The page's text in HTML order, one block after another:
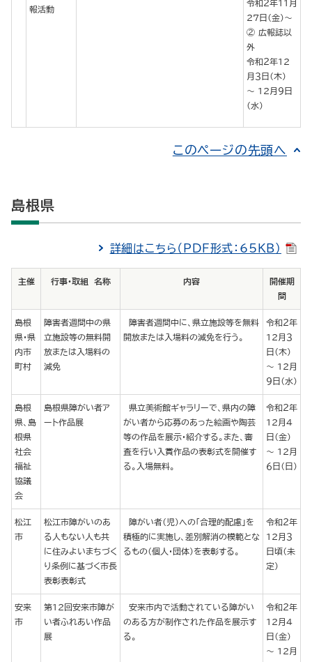
報活動
令和２年11月
27日（金）～
広報誌以
外
令和２年12
月３日（木）
～ 12月９日
（水）
このページの先頭へ
島根県
詳細はこちら（PDF形式：65KB）
主催 行事・取組 名称 内容
開催期
間
島根
県・県
内市
町村
障害者週間中の県
立施設等の無料開
放または入場料の
減免
障害者週間中に、県立施設等を無料
開放または入場料の減免を行う。
令和２年
12月３
日（木）
～ 12月
９日（水）
島根
県、島
根県
社会
福祉
協議
会
島根県障がい者ア
ート作品展
県立美術館ギャラリーで、県内の障
がい者から応募のあった絵画や陶芸
等の作品を展示・紹介する。また、審
査を行い入賞作品の表彰式を開催す
る。入場無料。
令和２年
12月４
日（金）
～ 12月
６日（日）
松江
市
松江市障がいのあ
る人もない人も共
に住みよいまちづく
り条例に基づく市長
表彰表彰式
障がい者（児）への「合理的配慮」を
積極的に実施し、差別解消の模範とな
るもの（個人・団体）を表彰する。
令和２年
12月３
日頃（未
定）
安来
市
第12回安来市障が
い者ふれあい作品
展
安来市内で活動されている障がい
のある方が制作された作品を展示す
る。
令和２年
12月４
日（金）
～ 12月